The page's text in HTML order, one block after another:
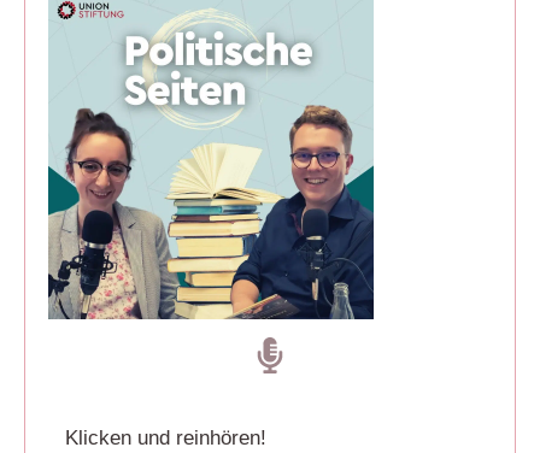
Klicken und reinhören!